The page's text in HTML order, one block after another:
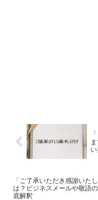
「ご了承いただき感謝いた
は？ビジネスメールや敬語
底解釈